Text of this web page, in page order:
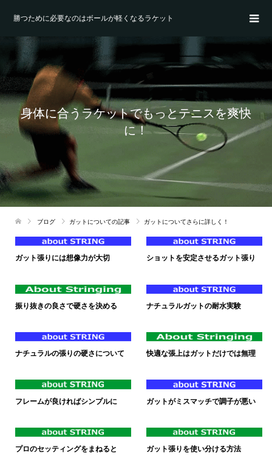
勝つために必要なのはボールが軽くなるラケット
身体に合うラケットでもっとテニスを爽快
に！
ブログ ガットについての記事 ガットについてさらに詳しく！
ガット張りには想像力が大切 ショットを安定させるガット張り
振り抜きの良さで硬さを決める ナチュラルガットの耐水実験
ナチュラルの張りの硬さについて 快適な張上はガットだけでは無理
フレームが良ければシンプルに ガットがミスマッチで調子が悪い
プロのセッティングをまねると
ガット張りを使い分ける方法